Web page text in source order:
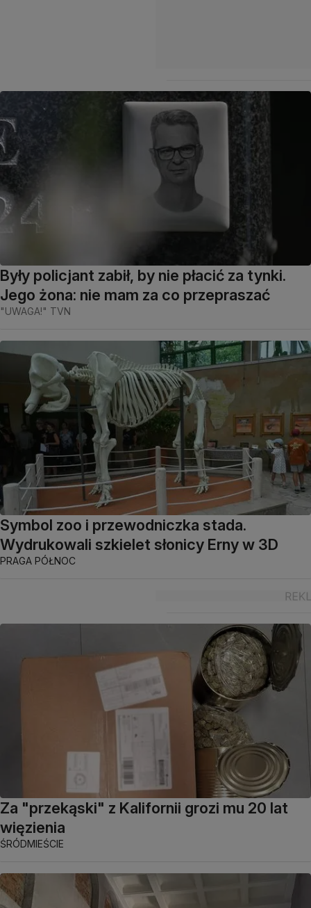
Były policjant zabił, by nie płacić za tynki.
Jego żona: nie mam za co przepraszać
"UWAGA!" TVN
Symbol zoo i przewodniczka stada.
Wydrukowali szkielet słonicy Erny w 3D
PRAGA PÓŁNOC
Za "przekąski" z Kalifornii grozi mu 20 lat
więzienia
ŚRÓDMIEŚCIE